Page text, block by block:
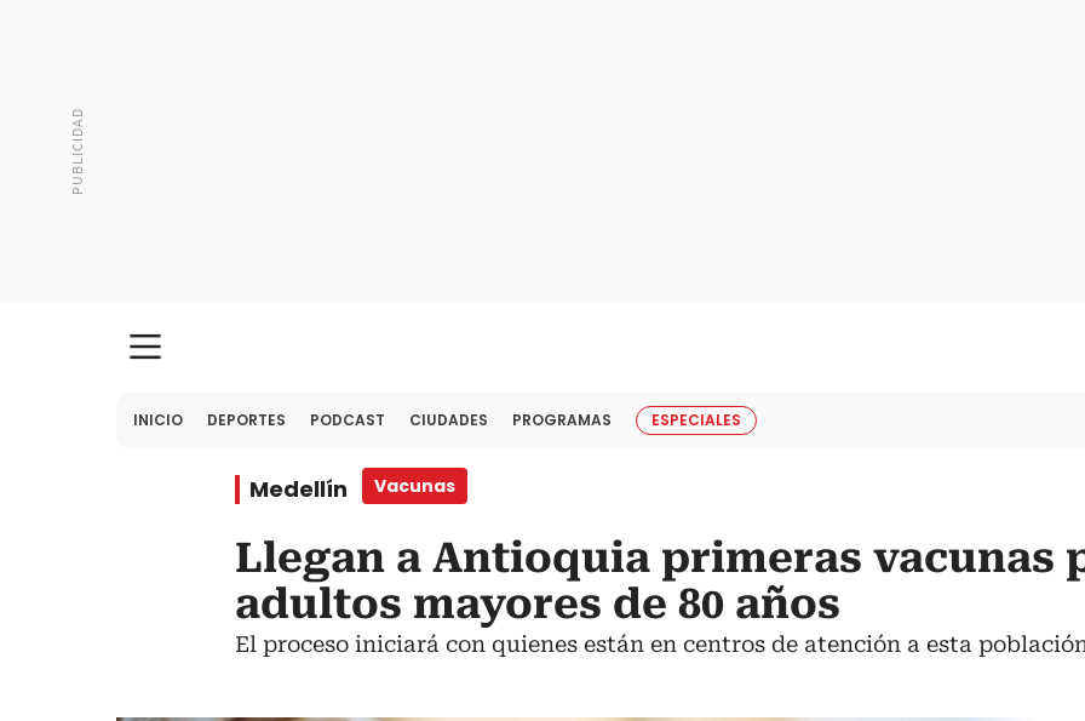
INICIO DEPORTES PODCAST CIUDADES PROGRAMAS ESPECIALES
Medellín Vacunas
Llegan a Antioquia primeras vacunas
adultos mayores de 80 años
El proceso iniciará con quienes están en centros de atención a esta